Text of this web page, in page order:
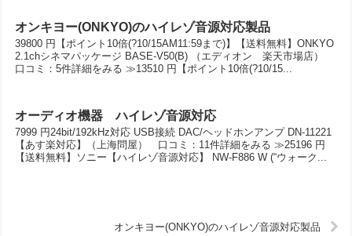
オンキヨー(ONKYO)のハイレゾ音源対応製品
39800 円【ポイント10倍(?10/15AM11:59まで)】【送料無料】ONKYO
2.1chシネマパッケージ BASE-V50(B) （エディオン 楽天市場店）
口コミ：5件詳細をみる ≫13510 円【ポイント10倍(?10/15...
オーディオ機器 ハイレゾ音源対応
7999 円24bit/192kHz対応 USB接続 DAC/ヘッドホンアンプ DN-11221
【あす楽対応】（上海問屋） 口コミ：11件詳細をみる ≫25196 円
【送料無料】ソニー【ハイレゾ音源対応】 NW-F886 W (“ウォーク...
オンキヨー(ONKYO)のハイレゾ音源対応製品